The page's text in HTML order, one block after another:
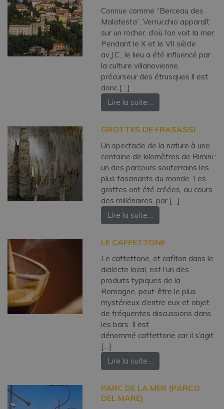
Connue comme “Berceau des
Malatesta”, Verrucchio apparaît
sur un rocher, d’où l’on voit la mer.
Pendant le X et le VII siècle
av.J.C., le lieu a été influencé par
la culture villanovienne,
précurseur des étrusques.Il est
donc […]
Lire la suite…
GROTTES DE FRASASSI
Un spectacle de la nature à une
centaine de kilomètres de Rimini :
un des parcours souterrains les
plus fascinants du monde. Les
grottes ont été créées, au cours
des millénaires, par […]
Lire la suite…
LE CAFFETTONE
Le caffettone, et cafìton dans le
dialecte local, est l’un des
produits typiques de la
Romagne, peut-être le plus
mystérieux d’entre eux et objet
de fréquentes discussions dans
les bars. Il est
dénommé caffettone car il s’agit
[…]
Lire la suite…
PARC DE LA MER (PARCO
DEL MARE)